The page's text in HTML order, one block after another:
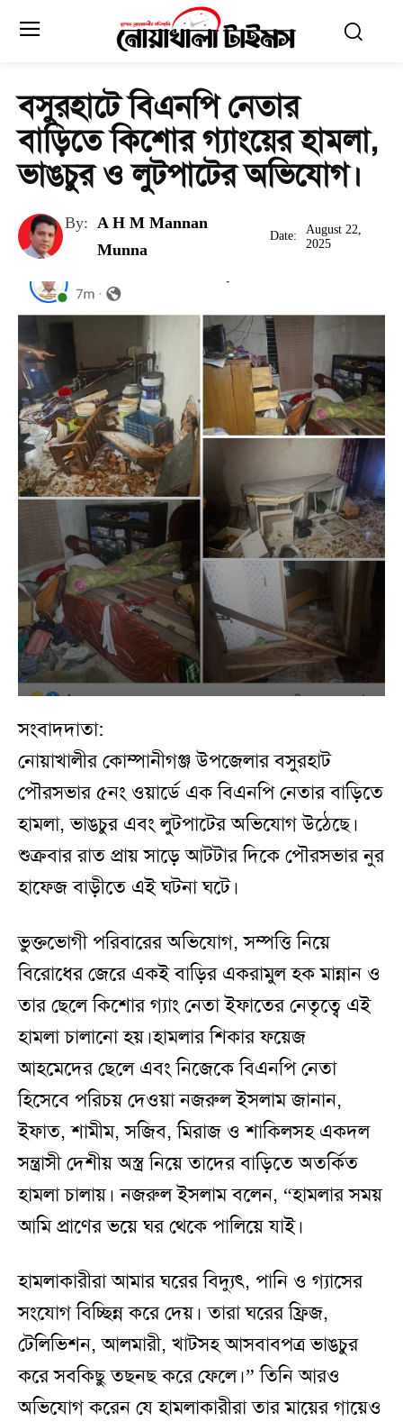
বসুরহাটে বিএনপি নেতার
বাড়িতে কিশোর গ্যাংয়ের হামলা,
ভাঙচুর ও লুটপাটের অভিযোগ।
By: A H M Mannan
Munna
Date:
August 22,
2025
সংবাদদাতা:
নোয়াখালীর কোম্পানীগঞ্জ উপজেলার বসুরহাট
পৌরসভার ৫নং ওয়ার্ডে এক বিএনপি নেতার বাড়িতে
হামলা, ভাঙচুর এবং লুটপাটের অভিযোগ উঠেছে।
শুক্রবার রাত প্রায় সাড়ে আটটার দিকে পৌরসভার নুর
হাফেজ বাড়ীতে এই ঘটনা ঘটে।
ভুক্তভোগী পরিবারের অভিযোগ, সম্পত্তি নিয়ে
বিরোধের জেরে একই বাড়ির একরামুল হক মান্নান ও
তার ছেলে কিশোর গ্যাং নেতা ইফাতের নেতৃত্বে এই
হামলা চালানো হয়।হামলার শিকার ফয়েজ
আহমেদের ছেলে এবং নিজেকে বিএনপি নেতা
হিসেবে পরিচয় দেওয়া নজরুল ইসলাম জানান,
ইফাত, শামীম, সজিব, মিরাজ ও শাকিলসহ একদল
সন্ত্রাসী দেশীয় অস্ত্র নিয়ে তাদের বাড়িতে অতর্কিত
হামলা চালায়। নজরুল ইসলাম বলেন, “হামলার সময়
আমি প্রাণের ভয়ে ঘর থেকে পালিয়ে যাই।
হামলাকারীরা আমার ঘরের বিদ্যুৎ, পানি ও গ্যাসের
সংযোগ বিচ্ছিন্ন করে দেয়। তারা ঘরের ফ্রিজ,
টেলিভিশন, আলমারী, খাটসহ আসবাবপত্র ভাঙচুর
করে সবকিছু তছনছ করে ফেলে।” তিনি আরও
অভিযোগ করেন যে হামলাকারীরা তার মায়ের গায়েও